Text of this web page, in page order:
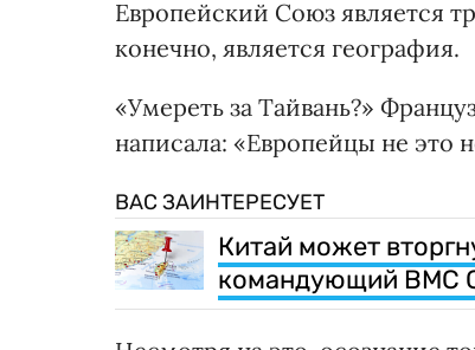
Европейский Союз является
конечно, является география.
«Умереть за Тайвань?»
написала: «Европейцы не это
ВАС ЗАИНТЕРЕСУЕТ
Китай может
командующий ВМС